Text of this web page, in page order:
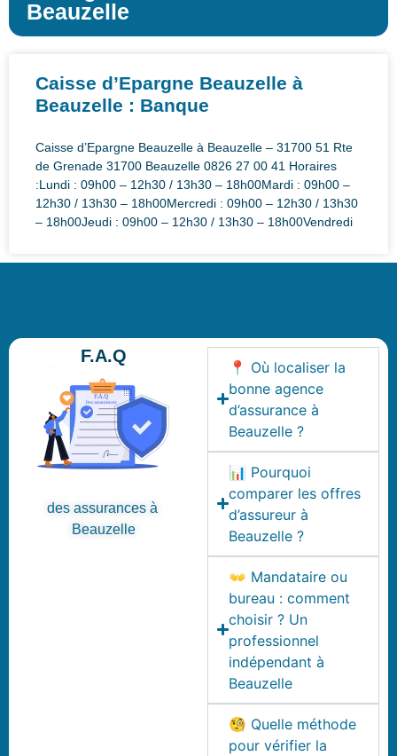
Beauzelle
Caisse d’Epargne Beauzelle à
Beauzelle : Banque
Caisse d’Epargne Beauzelle à Beauzelle – 31700 51 Rte
de Grenade 31700 Beauzelle 0826 27 00 41 Horaires
:Lundi : 09h00 – 12h30 / 13h30 – 18h00Mardi : 09h00 –
12h30 / 13h30 – 18h00Mercredi : 09h00 – 12h30 / 13h30
– 18h00Jeudi : 09h00 – 12h30 / 13h30 – 18h00Vendredi
F.A.Q
des assurances à
Beauzelle
📍 Où localiser la
bonne agence
d’assurance à
Beauzelle ?
📊 Pourquoi
comparer les offres
d’assureur à
Beauzelle ?
👐 Mandataire ou
bureau : comment
choisir ? Un
professionnel
indépendant à
Beauzelle
🧐 Quelle méthode
pour vérifier la